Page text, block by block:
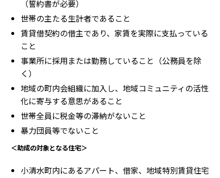
（誓約書が必要）
世帯の主たる生計者であること
賃貸借契約の借主であり、家賃を実際に支払っている
こと
事業所に採用または勤務していること（公務員を除
く）
地域の町内会組織に加入し、地域コミュニティの活性
化に寄与する意思があること
世帯全員に税金等の滞納がないこと
暴力団員等でないこと
＜助成の対象となる住宅＞
小清水町内にあるアパート、借家、地域特別賃貸住宅